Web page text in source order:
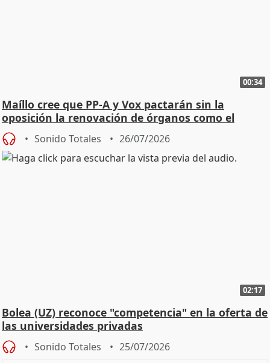
00:34
Maíllo cree que PP-A y Vox pactarán sin la
oposición la renovación de órganos como el
Defensor
Sonido Totales 26/07/2026
02:17
Bolea (UZ) reconoce "competencia" en la oferta de
las universidades privadas
Sonido Totales 25/07/2026